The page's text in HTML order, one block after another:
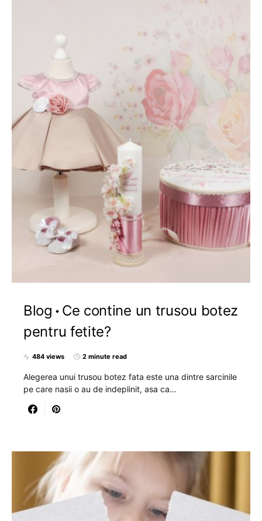
Blog
Ce contine un trusou botez
pentru fetite?
484 views 2 minute read
Alegerea unui trusou botez fata este una dintre sarcinile
pe care nasii o au de indeplinit, asa ca…